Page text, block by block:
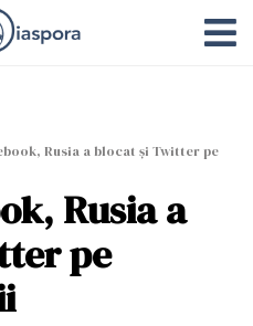
Rusia a blocat și Twitter pe
Rusia a
pe